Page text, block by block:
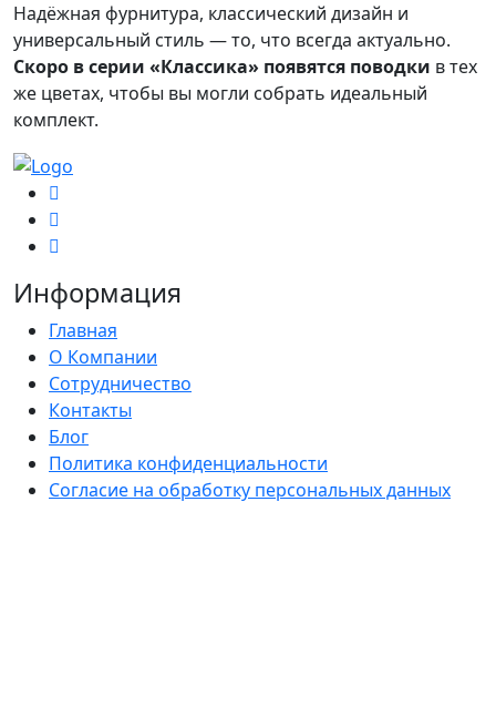
Надёжная фурнитура, классический дизайн и
универсальный стиль — то, что всегда актуально.
Скоро в серии «Классика» появятся поводки в тех
же цветах, чтобы вы могли собрать идеальный
комплект.
Информация
Главная
О Компании
Сотрудничество
Контакты
Блог
Политика конфиденциальности
Согласие на обработку персональных данных